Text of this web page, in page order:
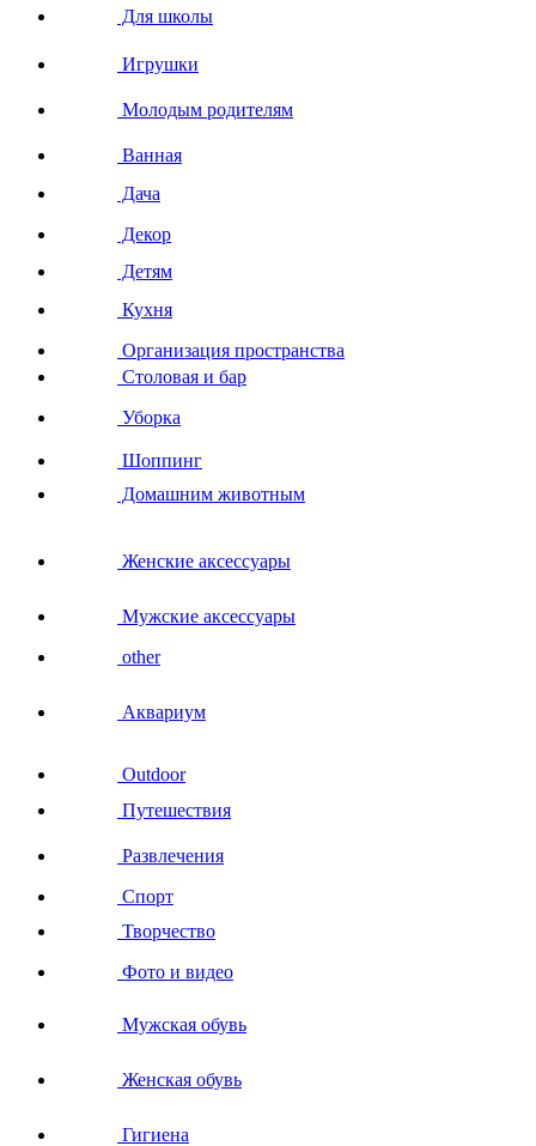
Для школы
Игрушки
Молодым родителям
Ванная
Дача
Декор
Детям
Кухня
Организация пространства
Столовая и бар
Уборка
Шоппинг
Домашним животным
Женские аксессуары
Мужские аксессуары
other
Аквариум
Outdoor
Путешествия
Развлечения
Спорт
Творчество
Фото и видео
Мужская обувь
Женская обувь
Гигиена